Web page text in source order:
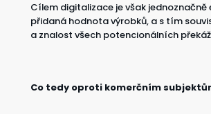
Cílem digitalizace je však
přidaná hodnota výrobků, a s tím
a znalost všech potencionálních
Co tedy oproti komerčním